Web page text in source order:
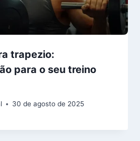
trapezio:
para o seu treino
30 de agosto de 2025